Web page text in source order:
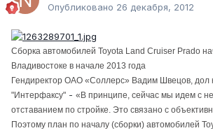
Опубликовано 26 декабря, 2012
Сборка автомобилей Toyota Land Cruiser Prado
Владивостоке в начале 2013 года
Гендиректор ОАО «Соллерс» Вадим Швецов, дол
"Интерфаксу" - «В принципе, сейчас мы идем с
отставанием по стройке. Это связано с
Поэтому план по началу (сборки) автомобилей